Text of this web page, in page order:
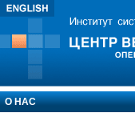
О НАС